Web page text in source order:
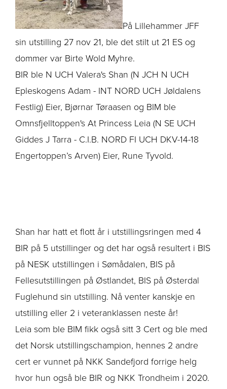
På Lillehammer JFF
sin utstilling 27 nov 21, ble det stilt ut 21 ES og
dommer var Birte Wold Myhre.
BIR ble N UCH Valera's Shan (N JCH N UCH
Epleskogens Adam - INT NORD UCH Jøldalens
Festlig) Eier, Bjørnar Tøraasen og BIM ble
Omnsfjelltoppen's At Princess Leia (N SE UCH
Giddes J Tarra - C.I.B. NORD FI UCH DKV-14-18
Engertoppen’s Arven) Eier, Rune Tyvold.
Shan har hatt et flott år i utstillingsringen med 4
BIR på 5 utstillinger og det har også resultert i BIS
på NESK utstillingen i Sømådalen, BIS på
Fellesutstillingen på Østlandet, BIS på Østerdal
Fuglehund sin utstilling. Nå venter kanskje en
utstilling eller 2 i veteranklassen neste år!
Leia som ble BIM fikk også sitt 3 Cert og ble med
det Norsk utstillingschampion, hennes 2 andre
cert er vunnet på NKK Sandefjord forrige helg
hvor hun også ble BIR og NKK Trondheim i 2020.